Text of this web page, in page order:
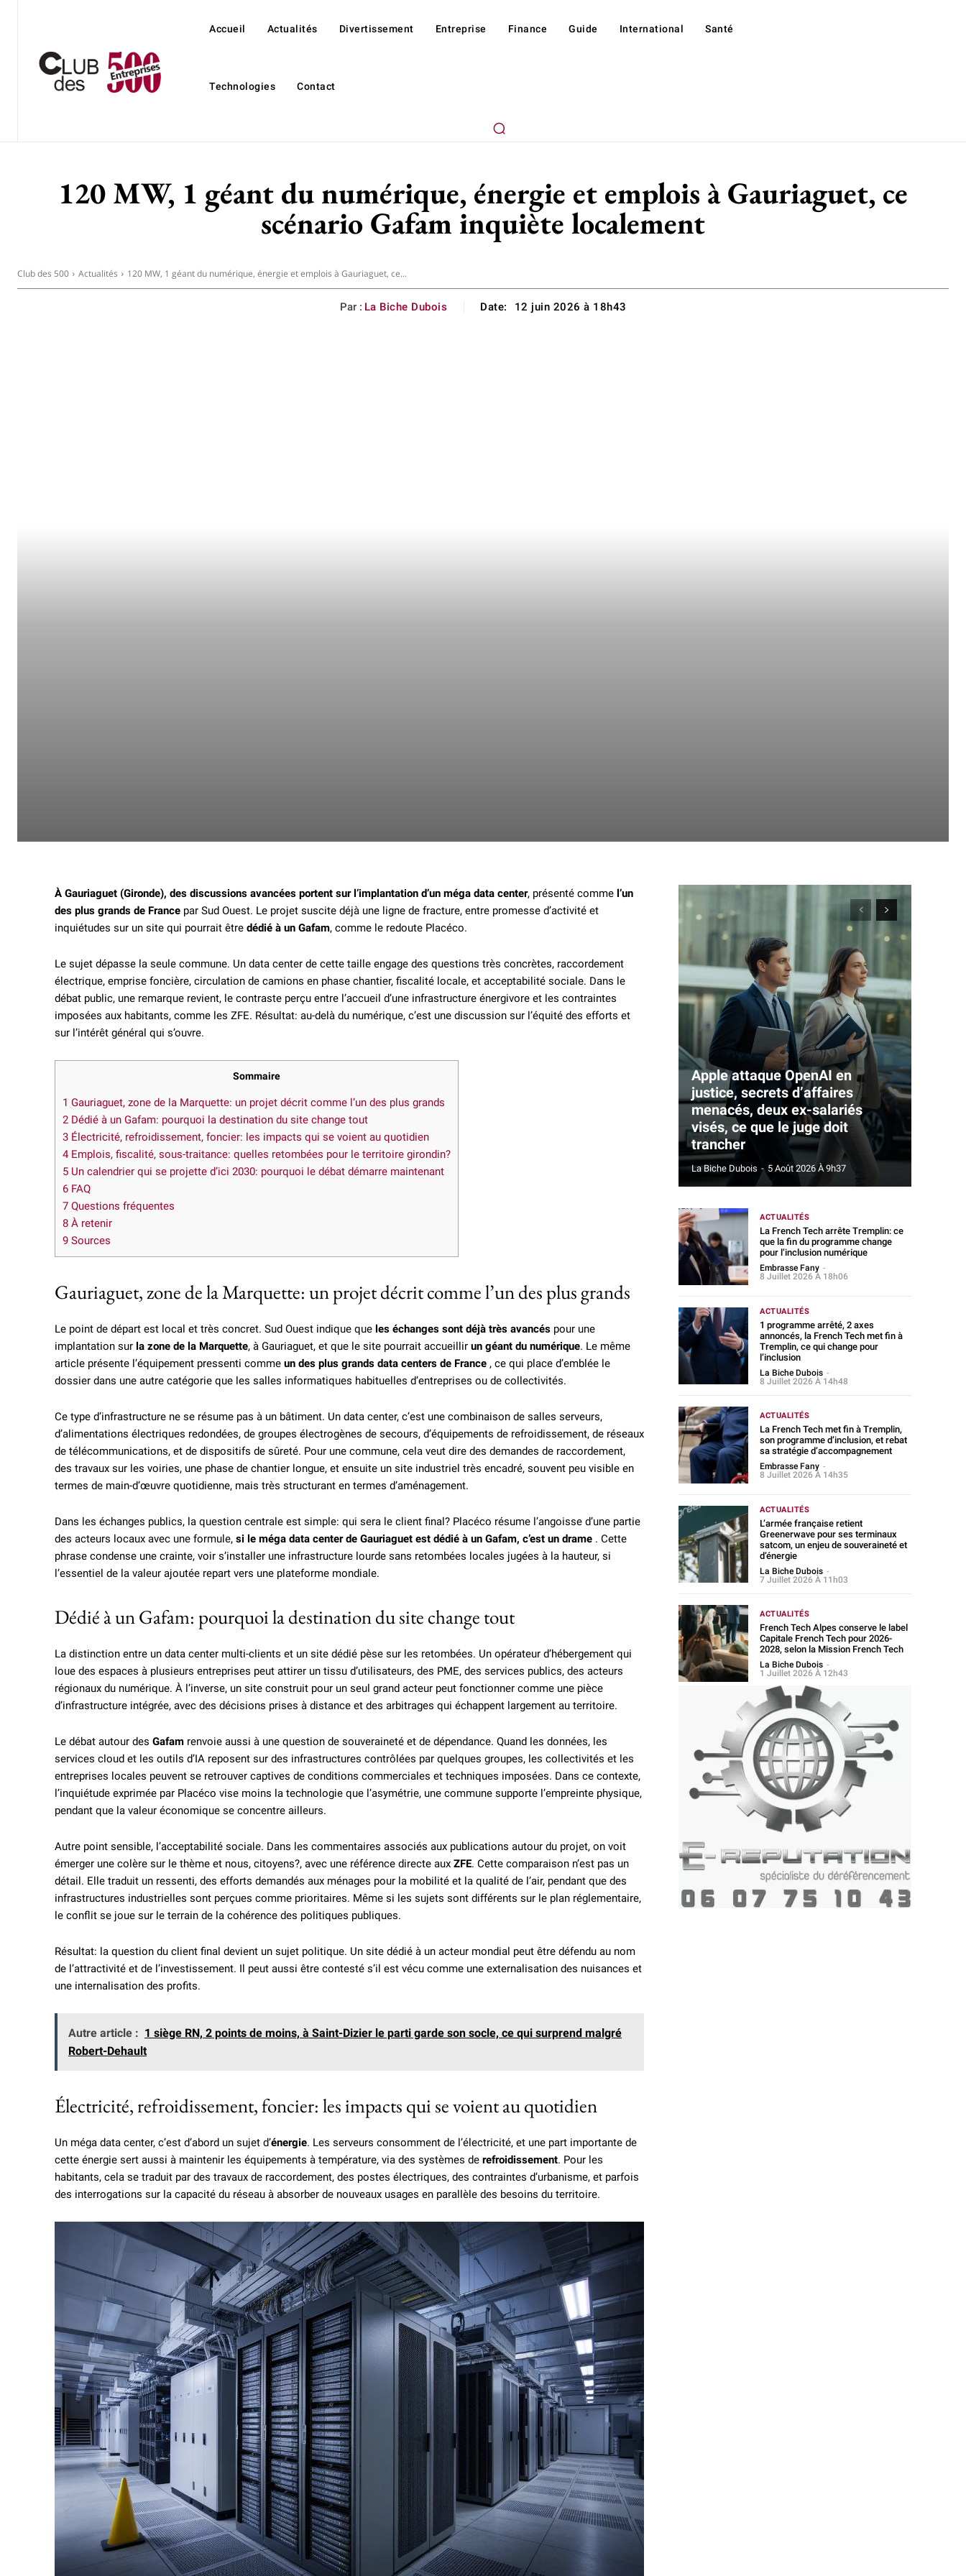
Accueil Actualités Divertissement Entreprise Finance Guide International Santé
Technologies Contact
120 MW, 1 géant du numérique, énergie et emplois à Gauriaguet, ce
scénario Gafam inquiète localement
Club des 500 Actualités 120 MW, 1 géant du numérique, énergie et emplois à Gauriaguet, ce...
Par : La Biche Dubois Date: 12 juin 2026 à 18h43
À Gauriaguet (Gironde), des discussions avancées portent sur l’implantation d’un méga data center, présenté comme l’un
des plus grands de France par Sud Ouest. Le projet suscite déjà une ligne de fracture, entre promesse d’activité et
inquiétudes sur un site qui pourrait être dédié à un Gafam, comme le redoute Placéco.
Le sujet dépasse la seule commune. Un data center de cette taille engage des questions très concrètes, raccordement
électrique, emprise foncière, circulation de camions en phase chantier, fiscalité locale, et acceptabilité sociale. Dans le
débat public, une remarque revient, le contraste perçu entre l’accueil d’une infrastructure énergivore et les contraintes
imposées aux habitants, comme les ZFE. Résultat: au-delà du numérique, c’est une discussion sur l’équité des efforts et
sur l’intérêt général qui s’ouvre.
Sommaire
1 Gauriaguet, zone de la Marquette: un projet décrit comme l’un des plus grands
2 Dédié à un Gafam: pourquoi la destination du site change tout
3 Électricité, refroidissement, foncier: les impacts qui se voient au quotidien
4 Emplois, fiscalité, sous-traitance: quelles retombées pour le territoire girondin?
5 Un calendrier qui se projette d’ici 2030: pourquoi le débat démarre maintenant
6 FAQ
7 Questions fréquentes
8 À retenir
9 Sources
Gauriaguet, zone de la Marquette: un projet décrit comme l’un des plus grands
Le point de départ est local et très concret. Sud Ouest indique que les échanges sont déjà très avancés pour une
implantation sur la zone de la Marquette, à Gauriaguet, et que le site pourrait accueillir un géant du numérique. Le même
article présente l’équipement pressenti comme un des plus grands data centers de France , ce qui place d’emblée le
dossier dans une autre catégorie que les salles informatiques habituelles d’entreprises ou de collectivités.
Ce type d’infrastructure ne se résume pas à un bâtiment. Un data center, c’est une combinaison de salles serveurs,
d’alimentations électriques redondées, de groupes électrogènes de secours, d’équipements de refroidissement, de réseaux
de télécommunications, et de dispositifs de sûreté. Pour une commune, cela veut dire des demandes de raccordement,
des travaux sur les voiries, une phase de chantier longue, et ensuite un site industriel très encadré, souvent peu visible en
termes de main-d’œuvre quotidienne, mais très structurant en termes d’aménagement.
Dans les échanges publics, la question centrale est simple: qui sera le client final? Placéco résume l’angoisse d’une partie
des acteurs locaux avec une formule, si le méga data center de Gauriaguet est dédié à un Gafam, c’est un drame . Cette
phrase condense une crainte, voir s’installer une infrastructure lourde sans retombées locales jugées à la hauteur, si
l’essentiel de la valeur ajoutée repart vers une plateforme mondiale.
Dédié à un Gafam: pourquoi la destination du site change tout
La distinction entre un data center multi-clients et un site dédié pèse sur les retombées. Un opérateur d’hébergement qui
loue des espaces à plusieurs entreprises peut attirer un tissu d’utilisateurs, des PME, des services publics, des acteurs
régionaux du numérique. À l’inverse, un site construit pour un seul grand acteur peut fonctionner comme une pièce
d’infrastructure intégrée, avec des décisions prises à distance et des arbitrages qui échappent largement au territoire.
Le débat autour des Gafam renvoie aussi à une question de souveraineté et de dépendance. Quand les données, les
services cloud et les outils d’IA reposent sur des infrastructures contrôlées par quelques groupes, les collectivités et les
entreprises locales peuvent se retrouver captives de conditions commerciales et techniques imposées. Dans ce contexte,
l’inquiétude exprimée par Placéco vise moins la technologie que l’asymétrie, une commune supporte l’empreinte physique,
pendant que la valeur économique se concentre ailleurs.
Autre point sensible, l’acceptabilité sociale. Dans les commentaires associés aux publications autour du projet, on voit
émerger une colère sur le thème et nous, citoyens?, avec une référence directe aux ZFE. Cette comparaison n’est pas un
détail. Elle traduit un ressenti, des efforts demandés aux ménages pour la mobilité et la qualité de l’air, pendant que des
infrastructures industrielles sont perçues comme prioritaires. Même si les sujets sont différents sur le plan réglementaire,
le conflit se joue sur le terrain de la cohérence des politiques publiques.
Résultat: la question du client final devient un sujet politique. Un site dédié à un acteur mondial peut être défendu au nom
de l’attractivité et de l’investissement. Il peut aussi être contesté s’il est vécu comme une externalisation des nuisances et
une internalisation des profits.
Autre article : 1 siège RN, 2 points de moins, à Saint-Dizier le parti garde son socle, ce qui surprend malgré
Robert-Dehault
Électricité, refroidissement, foncier: les impacts qui se voient au quotidien
Un méga data center, c’est d’abord un sujet d’énergie. Les serveurs consomment de l’électricité, et une part importante de
cette énergie sert aussi à maintenir les équipements à température, via des systèmes de refroidissement. Pour les
habitants, cela se traduit par des travaux de raccordement, des postes électriques, des contraintes d’urbanisme, et parfois
des interrogations sur la capacité du réseau à absorber de nouveaux usages en parallèle des besoins du territoire.
Apple attaque OpenAI en
justice, secrets d’affaires
menacés, deux ex-salariés
visés, ce que le juge doit
trancher
La Biche Dubois - 5 Août 2026 À 9h37
ACTUALITÉS
La French Tech arrête Tremplin: ce
que la fin du programme change
pour l’inclusion numérique
Embrasse Fany -
8 Juillet 2026 À 18h06
ACTUALITÉS
1 programme arrêté, 2 axes
annoncés, la French Tech met fin à
Tremplin, ce qui change pour
l’inclusion
La Biche Dubois -
8 Juillet 2026 À 14h48
ACTUALITÉS
La French Tech met fin à Tremplin,
son programme d’inclusion, et rebat
sa stratégie d’accompagnement
Embrasse Fany -
8 Juillet 2026 À 14h35
ACTUALITÉS
L’armée française retient
Greenerwave pour ses terminaux
satcom, un enjeu de souveraineté et
d’énergie
La Biche Dubois -
7 Juillet 2026 À 11h03
ACTUALITÉS
French Tech Alpes conserve le label
Capitale French Tech pour 2026-
2028, selon la Mission French Tech
La Biche Dubois -
1 Juillet 2026 À 12h43